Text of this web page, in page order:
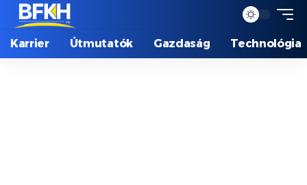
Karrier Útmutatók Gazdaság Technológia